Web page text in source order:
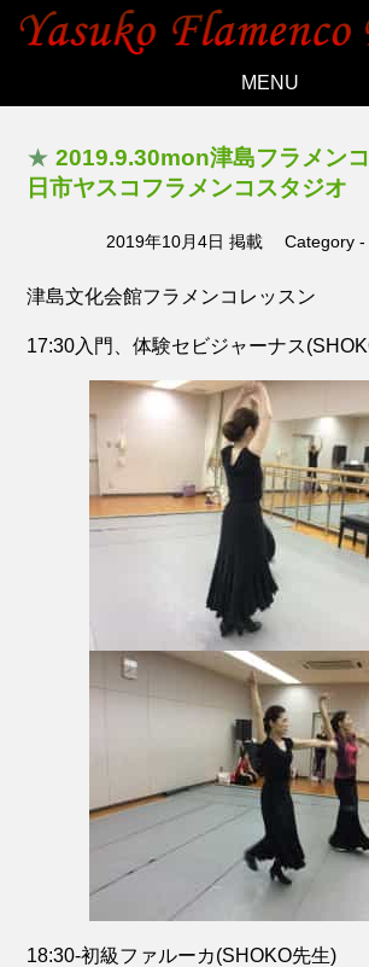
MENU
Topics
Lesson
Live
★ 2019.9.30mon津島フラメン
日市ヤスコフラメンコスタジオ
2019年10月4日 掲載 Category -
津島文化会館フラメンコレッスン
17:30入門、体験セビジャーナス
18:30-初級ファルーカ(SHOKO先生)